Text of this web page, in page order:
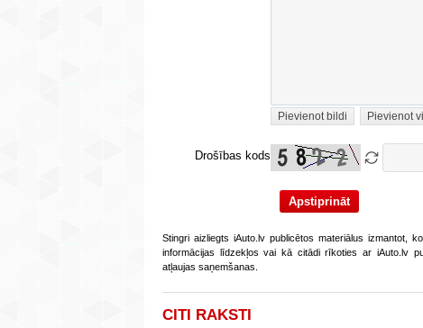
Pievienot bildi Pievienot
Drošības kods
Stingri aizliegts iAuto.lv publicētos materiālus izmantot,
informācijas līdzekļos vai kā citādi rīkoties ar iAuto.lv
atļaujas saņemšanas.
CITI RAKSTI